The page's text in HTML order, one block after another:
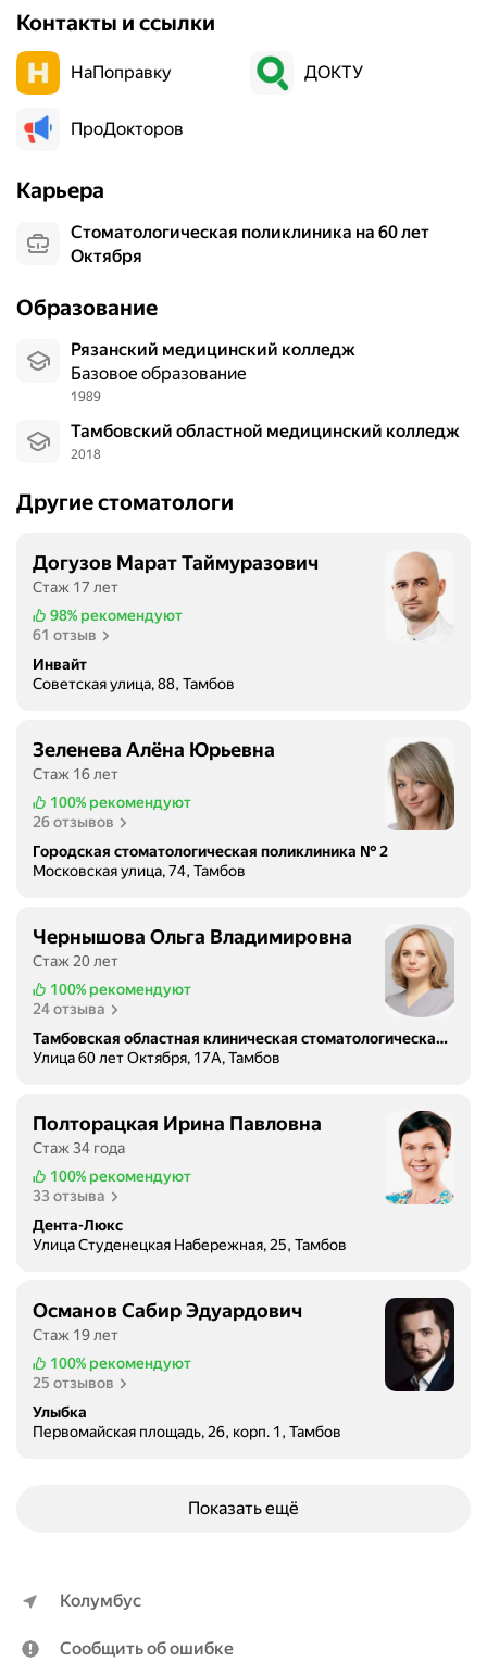
Контакты и ссылки
НаПоправку ДОКТУ
ПроДокторов
Карьера
Стоматологическая поликлиника на 60 лет
Октября
Образование
Рязанский медицинский колледж
Базовое образование
1989
Тамбовский областной медицинский колледж
2018
Другие стоматологи
Догузов Марат Таймуразович
Стаж 17 лет
98% рекомендуют
61 отзыв
Инвайт
Советская улица, 88, Тамбов
Зеленева Алёна Юрьевна
Стаж 16 лет
100% рекомендуют
26 отзывов
Городская стоматологическая поликлиника № 2
Московская улица, 74, Тамбов
Чернышова Ольга Владимировна
Стаж 20 лет
100% рекомендуют
24 отзыва
Тамбовская областная клиническая стоматологическая поликлиника
Улица 60 лет Октября, 17А, Тамбов
Полторацкая Ирина Павловна
Стаж 34 года
100% рекомендуют
33 отзыва
Дента-Люкс
Улица Студенецкая Набережная, 25, Тамбов
Османов Сабир Эдуардович
Стаж 19 лет
100% рекомендуют
25 отзывов
Улыбка
Первомайская площадь, 26, корп. 1, Тамбов
Показать ещё
Колумбус
Сообщить об ошибке